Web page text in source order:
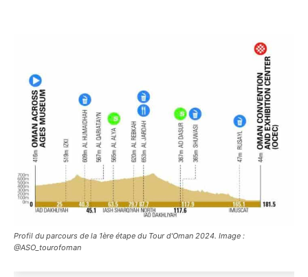
Profil du parcours de la 1ère étape du Tour d'Oman 2024. Image :
@ASO_tourofoman